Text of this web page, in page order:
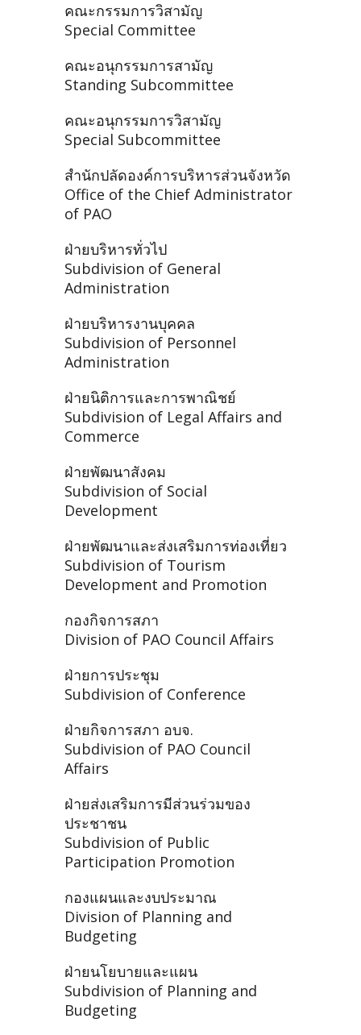
คณะกรรมการวิสามัญ
Special Committee
คณะอนุกรรมการสามัญ
Standing Subcommittee
คณะอนุกรรมการวิสามัญ
Special Subcommittee
สำนักปลัดองค์การบริหารส่วนจังหวัด
Office of the Chief Administrator
of PAO
ฝ่ายบริหารทั่วไป
Subdivision of General
Administration
ฝ่ายบริหารงานบุคคล
Subdivision of Personnel
Administration
ฝ่ายนิติการและการพาณิชย์
Subdivision of Legal Affairs and
Commerce
ฝ่ายพัฒนาสังคม
Subdivision of Social
Development
ฝ่ายพัฒนาและส่งเสริมการท่องเที่ยว
Subdivision of Tourism
Development and Promotion
กองกิจการสภา
Division of PAO Council Affairs
ฝ่ายการประชุม
Subdivision of Conference
ฝ่ายกิจการสภา อบจ.
Subdivision of PAO Council
Affairs
ฝ่ายส่งเสริมการมีส่วนร่วมของ
ประชาชน
Subdivision of Public
Participation Promotion
กองแผนและงบประมาณ
Division of Planning and
Budgeting
ฝ่ายนโยบายและแผน
Subdivision of Planning and
Budgeting